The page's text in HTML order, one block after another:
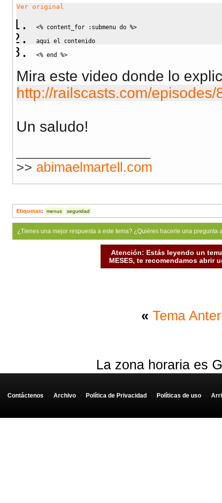
Ver original
<% content_for :submenu do %>
aqui el contenido
<% end %>
Mira este video donde lo
http://railscasts.com/
Un saludo!
>> abimaelmartell.com
Etiquetas: menus seguridad
¿Tienes una mejor respuesta a este tema? ¿Quiéres hacerle una
Atención: Estás leyendo un
MESES, te recomendamos abrir
« Tema
La zona horaria es
Contáctenos - Archivo - Política de Privacidad - Políticas de uso -